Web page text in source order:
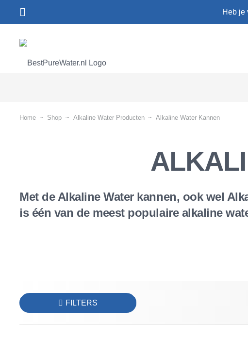
Heb je
Home ~ Shop ~ Alkaline Water Producten ~ Alkaline Water Kannen
Met de Alkaline Water kannen, ook wel
is één van de meest populaire alkaline
FILTERS